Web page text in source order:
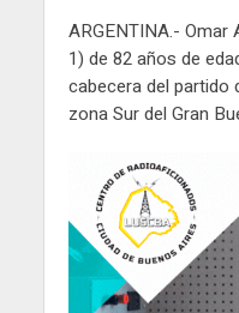
ARGENTINA.-
1) de 82 años de
cabecera del partido
zona Sur del Gran